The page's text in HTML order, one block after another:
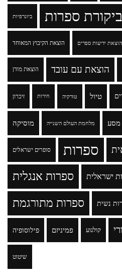
ביוגרפיות ביקורת ספרות
הוצאת הקיבוץ המאוחד הוצאת ידיעות ספרים
הוצאת מודן הוצאת עם עובד
זיכרון חירות טורקיה טיול
מוסיקה מלחמת העולם השנייה מסע
סופרים ישראלים ספרות
ספרות אנגלית ישראלית
ספרות מתורגמת נשית
פילוסופיה פמיניזם קולנוע
שיטוט